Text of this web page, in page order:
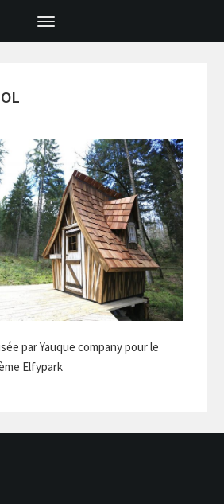
Toggle
navigation
par Yauque company pour le
Elfypark